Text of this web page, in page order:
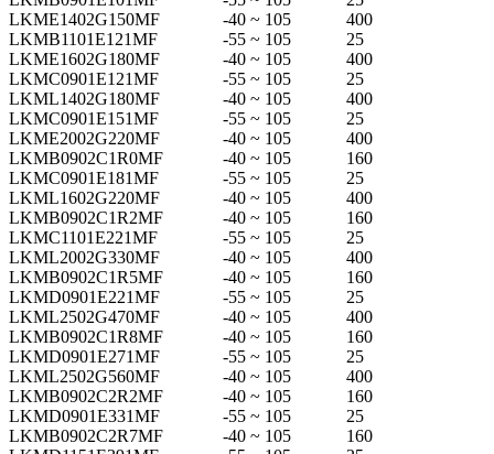
LKME1402G150MF
-40 ~ 105
400
LKMB1101E121MF
-55 ~ 105
25
LKME1602G180MF
-40 ~ 105
400
LKMC0901E121MF
-55 ~ 105
25
LKML1402G180MF
-40 ~ 105
400
LKMC0901E151MF
-55 ~ 105
25
LKME2002G220MF
-40 ~ 105
400
LKMB0902C1R0MF
-40 ~ 105
160
LKMC0901E181MF
-55 ~ 105
25
LKML1602G220MF
-40 ~ 105
400
LKMB0902C1R2MF
-40 ~ 105
160
LKMC1101E221MF
-55 ~ 105
25
LKML2002G330MF
-40 ~ 105
400
LKMB0902C1R5MF
-40 ~ 105
160
LKMD0901E221MF
-55 ~ 105
25
LKML2502G470MF
-40 ~ 105
400
LKMB0902C1R8MF
-40 ~ 105
160
LKMD0901E271MF
-55 ~ 105
25
LKML2502G560MF
-40 ~ 105
400
LKMB0902C2R2MF
-40 ~ 105
160
LKMD0901E331MF
-55 ~ 105
25
LKMB0902C2R7MF
-40 ~ 105
160